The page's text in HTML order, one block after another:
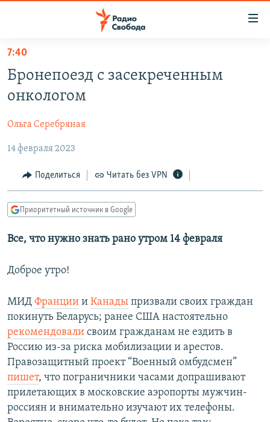
упрощенного
доступа
основному
Вернутся
главной
навигации
Вернутся
поиску
ПОДКАСТЫ
ЦИТАТЫ СВОБОДЫ
МНЕНИЯ
КУЛЬТУРА
IDEL.РЕАЛИИ
КАВКАЗ.РЕАЛИИ
СЕВЕР.РЕАЛИИ
ПОДПИШИТЕСЬ НА РАССЫЛКУ
СОЦИАЛЬНЫЕ СЕТИ
Все сайты РСЕ/РС
7:40
Бронепоезд с засекреченным
онкологом
Ольга Серебряная
14 февраля 2023
Поделиться Читать без VPN
Приоритетный источник в Google
Все, что нужно знать рано утром 14 февраля
Доброе утро!
МИД Франции и Канады призвали своих граждан
покинуть Беларусь; ранее США настоятельно
рекомендовали своим гражданам не ездить в
Россию из-за риска мобилизации и арестов.
Правозащитный проект “Военный омбудсмен”
пишет, что пограничники часами допрашивают
прилетающих в московские аэропорты мужчин-
россиян и внимательно изучают их телефоны.